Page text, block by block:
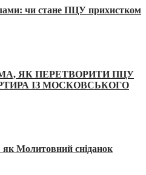
чи стане ПЦУ прихистком
ЯК ПЕРЕТВОРИТИ ПЦУ
ІЗ МОСКОВСЬКОГО
як Молитовний сніданок